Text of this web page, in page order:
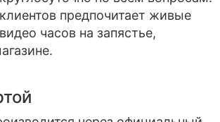
предпочитает живые
часов на запястье,